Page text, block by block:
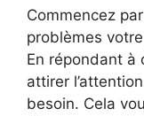
Commencez
problèmes
En répondant à
attirer
besoin. Cela